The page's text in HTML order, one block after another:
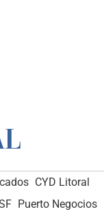
CYD Litoral
Puerto Negocios